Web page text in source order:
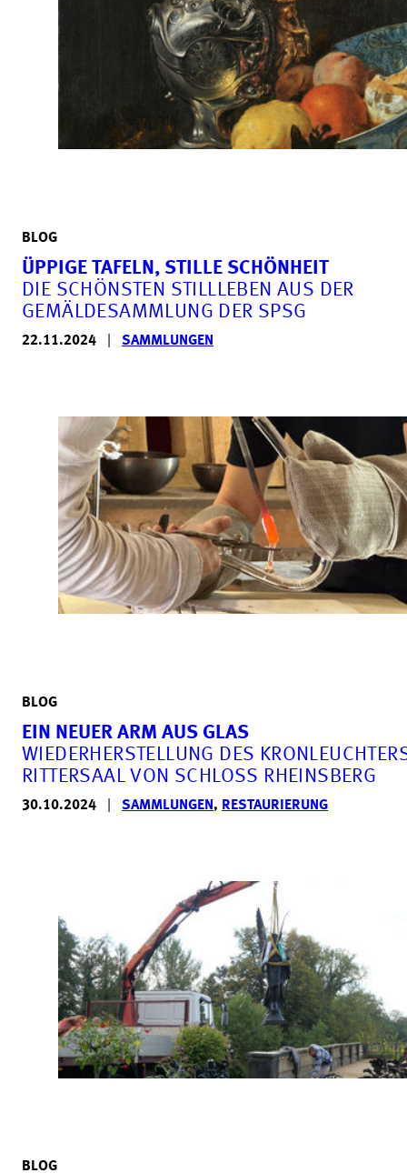
BLOG
ÜPPIGE TAFELN, STILLE SCHÖNHEIT
DIE SCHÖNSTEN STILLLEBEN AUS DER
GEMÄLDESAMMLUNG DER SPSG
22.11.2024 SAMMLUNGEN
BLOG
EIN NEUER ARM AUS GLAS
WIEDERHERSTELLUNG DES
RITTERSAAL VON SCHLOSS RHEINSBERG
30.10.2024 SAMMLUNGEN, RESTAURIERUNG
BLOG